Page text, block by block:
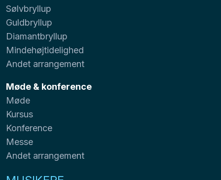
Sølvbryllup
Guldbryllup
Diamantbryllup
Mindehøjtidelighed
Andet arrangement
Møde & konference
Møde
Kursus
Konference
Messe
Andet arrangement